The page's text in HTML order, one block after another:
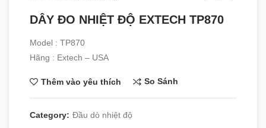
DÂY ĐO NHIỆT ĐỘ EXTECH TP870
Model : TP870
Hãng : Extech – USA
Thêm vào yêu thích So Sánh
Category: Đầu dò nhiệt độ